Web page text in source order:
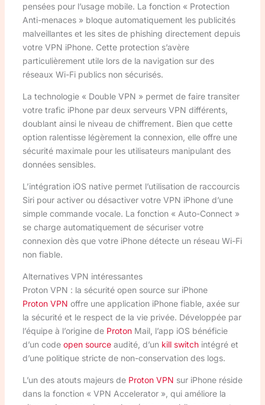
pensées pour l’usage mobile. La fonction « Protection
Anti-menaces » bloque automatiquement les publicités
malveillantes et les sites de phishing directement depuis
votre VPN iPhone. Cette protection s’avère
particulièrement utile lors de la navigation sur des
réseaux Wi-Fi publics non sécurisés.
La technologie « Double VPN » permet de faire transiter
votre trafic iPhone par deux serveurs VPN différents,
doublant ainsi le niveau de chiffrement. Bien que cette
option ralentisse légèrement la connexion, elle offre une
sécurité maximale pour les utilisateurs manipulant des
données sensibles.
L’intégration iOS native permet l’utilisation de raccourcis
Siri pour activer ou désactiver votre VPN iPhone d’une
simple commande vocale. La fonction « Auto-Connect »
se charge automatiquement de sécuriser votre
connexion dès que votre iPhone détecte un réseau Wi-Fi
non fiable.
Alternatives VPN intéressantes
Proton VPN : la sécurité open source sur iPhone
Proton VPN offre une application iPhone fiable, axée sur
la sécurité et le respect de la vie privée. Développée par
l’équipe à l’origine de ProtonMail, l’app iOS bénéficie
d’un code open sourceaudité, d’un kill switchintégré et
d’une politique stricte de non-conservation des logs.
L’un des atouts majeurs de Proton VPN sur iPhone réside
dans la fonction « VPN Accelerator », qui améliore la